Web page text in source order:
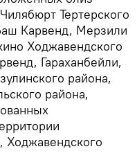
Тертерского
Карвенд, Мерзили
Ходжавендского
Гараханбейли,
района,
района,
Ходжавендского